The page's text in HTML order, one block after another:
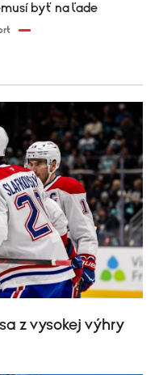
byť na ľade
z vysokej výhry